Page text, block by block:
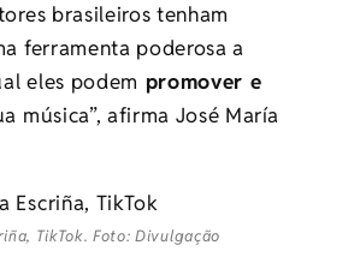
brasileiros tenham
ferramenta poderosa a
eles podem promover e
música”, afirma José María
TikTok. Foto: Divulgação